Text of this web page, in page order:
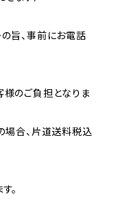
旨、事前にお電話
のご負担となりま
場合、片道送料税込
。